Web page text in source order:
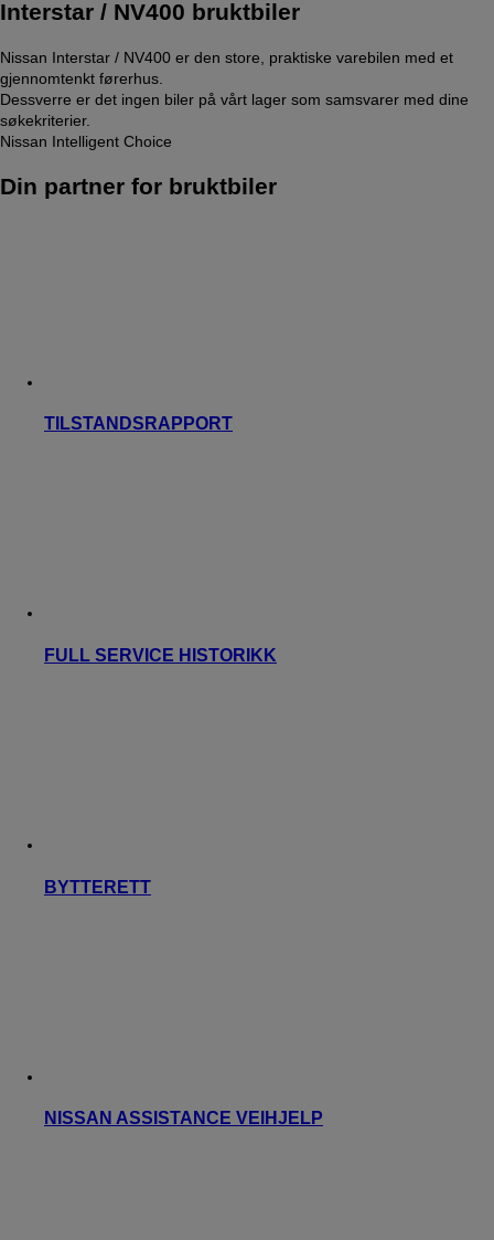
Interstar / NV400 bruktbiler
Nissan Interstar / NV400 er den store, praktiske varebilen med et
gjennomtenkt førerhus.
Dessverre er det ingen biler på vårt lager som samsvarer med dine
søkekriterier.
Nissan Intelligent Choice
Din partner for bruktbiler
TILSTANDSRAPPORT
FULL SERVICE HISTORIKK
BYTTERETT
NISSAN ASSISTANCE VEIHJELP